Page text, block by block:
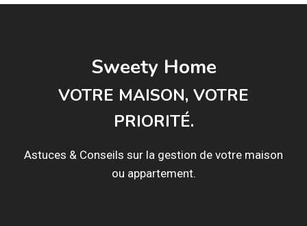
Sweety Home
VOTRE MAISON, VOTRE
PRIORITÉ.
Astuces & Conseils sur la gestion de votre maison
ou appartement.